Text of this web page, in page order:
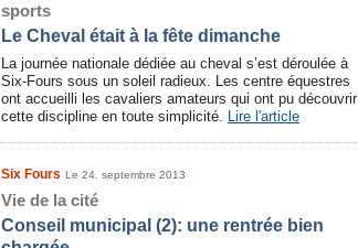
sports
Le Cheval était à la fête dimanche
La journée nationale dédiée au cheval s’est déroulée à
Six-Fours sous un soleil radieux. Les centre équestres
ont accueilli les cavaliers amateurs qui ont pu découvrir
cette discipline en toute simplicité. Lire l'article
Six Fours Le 24. septembre 2013
Vie de la cité
Conseil municipal (2): une rentrée bien